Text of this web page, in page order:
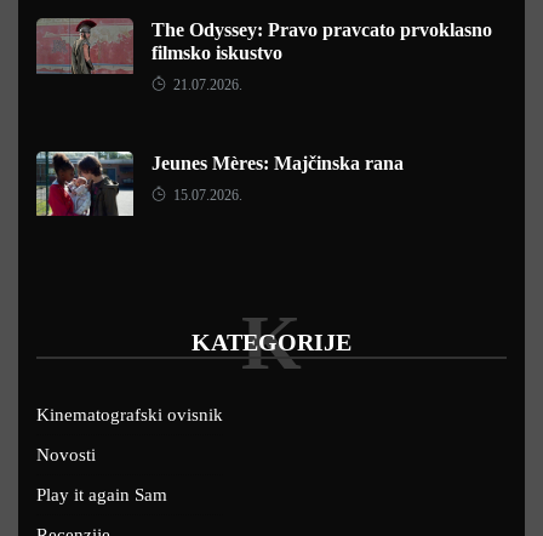
The Odyssey: Pravo pravcato prvoklasno
filmsko iskustvo
21.07.2026.
Jeunes Mères: Majčinska rana
15.07.2026.
KATEGORIJE
K
Kinematografski ovisnik
Novosti
Play it again Sam